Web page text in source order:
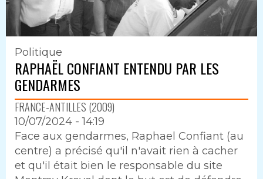
Politique
RAPHAËL CONFIANT ENTENDU PAR LES
GENDARMES
FRANCE-ANTILLES (2009)
10/07/2024 - 14:19
Intro
Face aux gendarmes, Raphael Confiant (au
centre) a précisé qu'il n'avait rien à cacher
et qu'il était bien le responsable du site